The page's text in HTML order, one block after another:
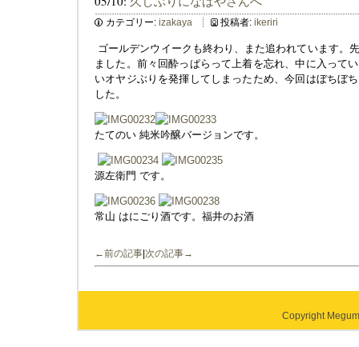
カテゴリー: izakaya 投稿者: ikeriri
ゴールデンウイークも終わり、また追われています。
ました。前々回酔っぱらって上着を忘れ、中に入って
いオヤジぶりを発揮してしまったため、今回はぼちぼ
した。
たてのい 純米吟醸バージョンです。
源左衛門 です。
常山 はにごり酒です。福井のお酒
←前の記事 次の記事→
Copyright